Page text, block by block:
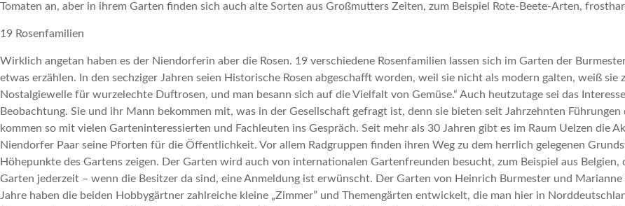
Tomaten an, aber in ihrem Garten finden sich auch alte Sorten aus Großmutters Zeiten, zum Beispiel Rote-Beete-Arten,
19 Rosenfamilien
Wirklich angetan haben es der Niendorferin aber die Rosen. 19 verschiedene Rosenfamilien lassen sich im Garten der
etwas erzählen. In den sechziger Jahren seien Historische Rosen abgeschafft worden, weil sie nicht als modern galten, weiß sie
Nostalgiewelle für wurzelechte Duftrosen, und man besann sich auf die Vielfalt von Gemüse.“ Auch heutzutage sei das
Beobachtung. Sie und ihr Mann bekommen mit, was in der Gesellschaft gefragt ist, denn sie bieten seit Jahrzehnten
kommen so mit vielen Garteninteressierten und Fachleuten ins Gespräch. Seit mehr als 30 Jahren gibt es im Raum Uelzen
Niendorfer Paar seine Pforten für die Öffentlichkeit. Vor allem Radgruppen finden ihren Weg zu dem herrlich gelegenen
Höhepunkte des Gartens zeigen. Der Garten wird auch von internationalen Gartenfreunden besucht, zum Beispiel aus
Garten jederzeit – wenn die Besitzer da sind, eine Anmeldung ist erwünscht. Der Garten von Heinrich Burmester und
Jahre haben die beiden Hobbygärtner zahlreiche kleine „Zimmer” und Themengärten entwickelt, die man hier in